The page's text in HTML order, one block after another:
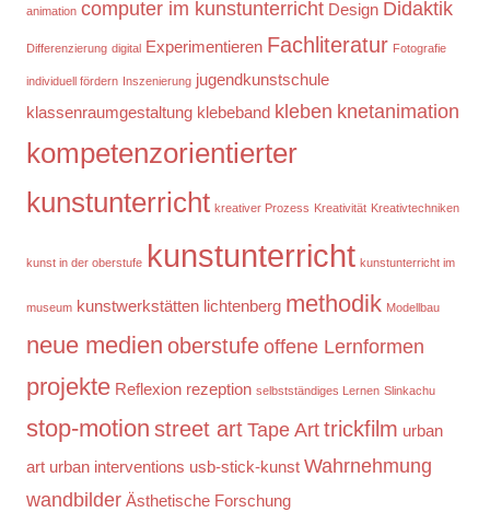
animation computer im kunstunterricht Design Didaktik
Differenzierung digital Experimentieren Fachliteratur Fotografie
individuell fördern Inszenierung jugendkunstschule
klassenraumgestaltung klebeband kleben knetanimation
kompetenzorientierter
kunstunterricht kreativer Prozess Kreativität Kreativtechniken
kunst in der oberstufe kunstunterricht kunstunterricht im
museum kunstwerkstätten lichtenberg methodik Modellbau
neue medien oberstufe offene Lernformen
projekte Reflexion rezeption selbstständiges Lernen Slinkachu
stop-motion street art Tape Art trickfilm urban
art urban interventions usb-stick-kunst Wahrnehmung
wandbilder Ästhetische Forschung